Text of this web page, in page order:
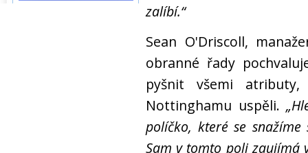
zalíbí.“
Sean O'Driscoll,
obranné řady
pyšnit všemi
Nottinghamu uspěli.
políčko, které se
Sam v tomto poli zaujímá